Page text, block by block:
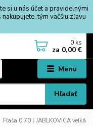
si u nás účet a pravidelnými
tým väčšiu zľavu
Menu
Hľadať
0 ks
za 0,00 €
Fľaša 0,70 l JABLKOVICA veľká